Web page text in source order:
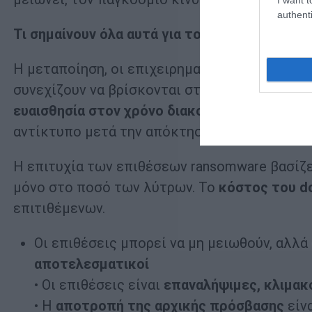
Τι σημαίνουν όλα αυτά για το
Η μεταποίηση, οι επιχειρηματικές
συνεχίζουν να βρίσκονται στο επίκεντρο —
ευαισθησία στον χρόνο διακοπής
και η
αντίκτυπο μετά την απόκτηση πρόσβασης.
Η επιτυχία των επιθέσεων ransomware
μόνο στο ποσό των λύτρων. Το κόστος του
επιτιθέμενων.
Οι επιθέσεις μπορεί να μη μειωθούν, αλλά
αποτελεσματικοί
• Οι επιθέσεις είναι επαναλήψιμες,
• Η αποτροπή της αρχικής πρόσβασης